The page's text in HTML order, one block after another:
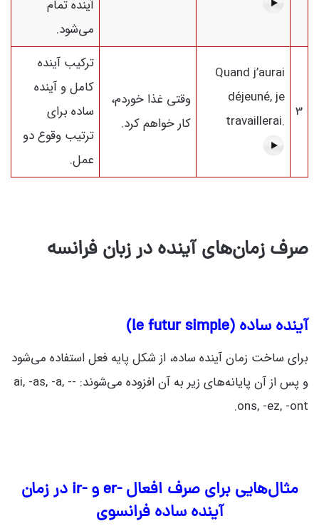
آینده تمام
می‌شود.
3
Quand j’aurai
déjeuné, je
travaillerai.
وقتی غذا خوردم،
کار خواهم کرد.
ترکیب آینده
کامل و آینده
ساده برای
ترتیب وقوع دو
عمل.
صرف زمان‌های آینده در زبان فرانسه
آینده ساده (le futur simple)
برای ساخت زمان آینده ساده، از شکل پایه فعل استفاده می‌شود
و پس از آن پایانه‌های زیر به آن افزوده می‌شوند: -ai, -as, -a, -
ons, -ez, -ont.
مثال‌هایی برای صرف افعال -er و -ir در زمان
آینده ساده فرانسوی